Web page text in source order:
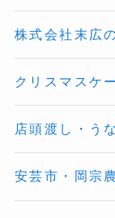
株式会社末広
クリスマスケ
店頭渡し・う
安芸市・岡宗